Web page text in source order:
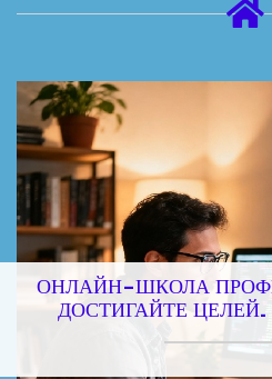
ОНЛАЙН-ШКОЛА
ДОСТИГАЙТЕ